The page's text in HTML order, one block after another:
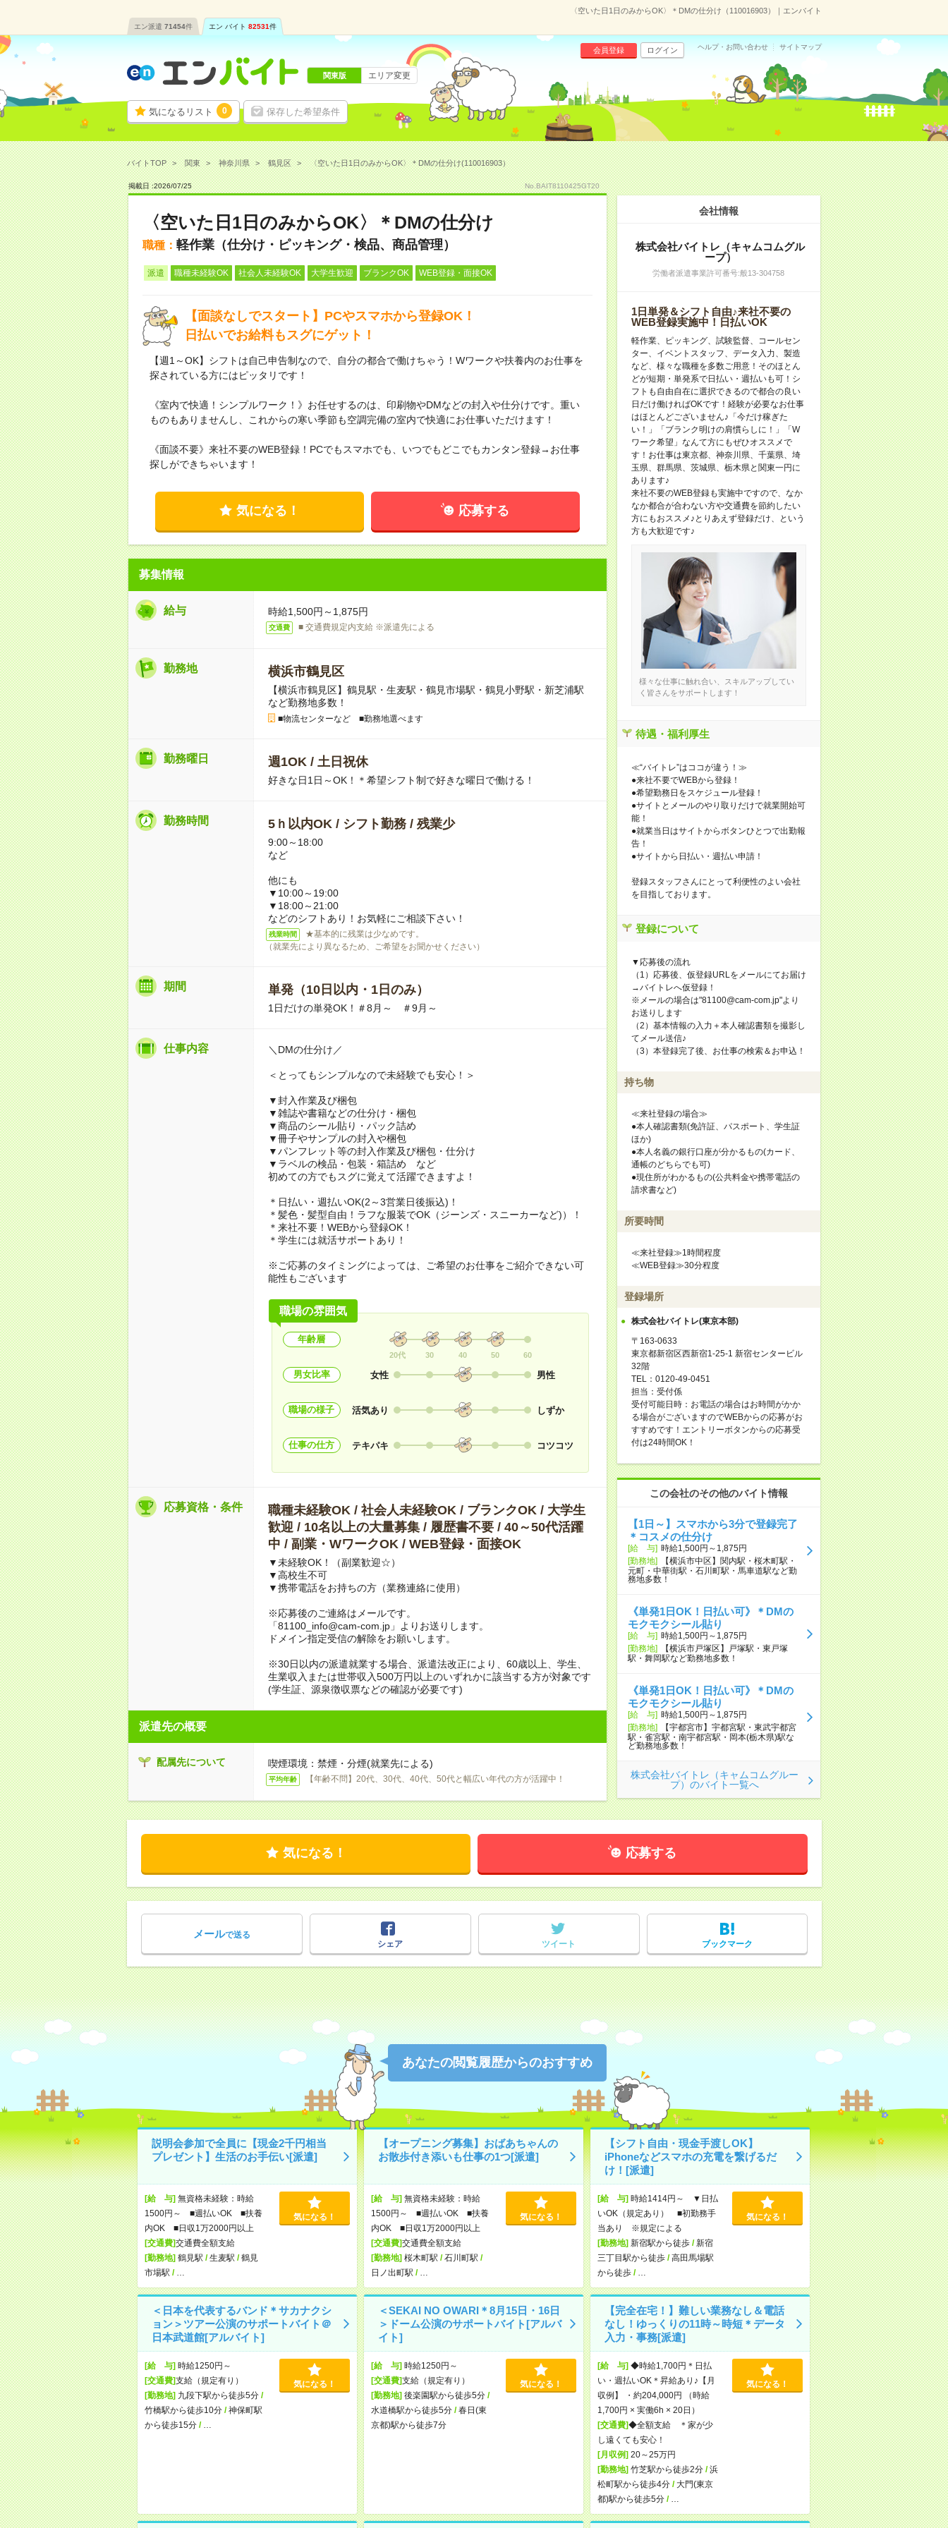
〈空いた日1日のみからOK〉＊DMの仕分け（110016903）｜エンバイト
エン派遣 71454件 エン バイト 82531件
気になるリスト 0 保存した希望条件
会員登録 ログイン ヘルプ・お問い合わせ サイトマップ
関東版 エリア変更
バイトTOP 関東 神奈川県 鶴見区 〈空いた日1日のみからOK〉＊DMの仕分け(110016903）
掲載日 :2026/07/25 No.BAIT8110425GT20
〈空いた日1日のみからOK〉＊DMの仕分け
職種： 軽作業（仕分け・ピッキング・検品、商品管理）
派遣 職種未経験OK 社会人未経験OK 大学生歓迎 ブランクOK WEB登録・面接OK
【面談なしでスタート】PCやスマホから登録OK！
日払いでお給料もスグにゲット！
【週1～OK】シフトは自己申告制なので、自分の都合で働けちゃう！Wワークや扶養内のお仕事を
探されている方にはピッタリです！
《室内で快適！シンプルワーク！》お任せするのは、印刷物やDMなどの封入や仕分けです。重い
ものもありませんし、これからの寒い季節も空調完備の室内で快適にお仕事いただけます！
《面談不要》来社不要のWEB登録！PCでもスマホでも、いつでもどこでもカンタン登録→お仕事
探しができちゃいます！
気になる！ 応募する
募集情報
給与 時給1,500円～1,875円
交通費 ■ 交通費規定内支給 ※派遣先による
勤務地 横浜市鶴見区
【横浜市鶴見区】鶴見駅・生麦駅・鶴見市場駅・鶴見小野駅・新芝浦駅
など勤務地多数！
■物流センターなど ■勤務地選べます
勤務曜日 週1OK / 土日祝休
好きな日1日～OK！＊希望シフト制で好きな曜日で働ける！
勤務時間 5ｈ以内OK / シフト勤務 / 残業少
9:00～18:00
など
他にも
▼10:00～19:00
▼18:00～21:00
などのシフトあり！お気軽にご相談下さい！
残業時間
★基本的に残業は少なめです。
（就業先により異なるため、ご希望をお聞かせください）
期間 単発（10日以内・1日のみ）
1日だけの単発OK！＃8月～ ＃9月～
仕事内容 ＼DMの仕分け／
＜とってもシンプルなので未経験でも安心！＞
▼封入作業及び梱包
▼雑誌や書籍などの仕分け・梱包
▼商品のシール貼り・パック詰め
▼冊子やサンプルの封入や梱包
▼パンフレット等の封入作業及び梱包・仕分け
▼ラベルの検品・包装・箱詰め など
初めての方でもスグに覚えて活躍できますよ！
＊日払い・週払いOK(2～3営業日後振込)！
＊髪色・髪型自由！ラフな服装でOK（ジーンズ・スニーカーなど)）！
＊来社不要！WEBから登録OK！
＊学生には就活サポートあり！
※ご応募のタイミングによっては、ご希望のお仕事をご紹介できない可
能性もございます
職場の雰囲気
年齢層
20代 30 40 50 60
男女比率 女性 男性
職場の様子 活気あり しずか
仕事の仕方 テキパキ コツコツ
応募資格・条件
職種未経験OK / 社会人未経験OK / ブランクOK / 大学生
歓迎 / 10名以上の大量募集 / 履歴書不要 / 40～50代活躍
中 / 副業・WワークOK / WEB登録・面接OK
▼未経験OK！（副業歓迎☆）
▼高校生不可
▼携帯電話をお持ちの方（業務連絡に使用）
※応募後のご連絡はメールです。
「81100_info@cam-com.jp」よりお送りします。
ドメイン指定受信の解除をお願いします。
※30日以内の派遣就業する場合、派遣法改正により、60歳以上、学生、
生業収入または世帯収入500万円以上のいずれかに該当する方が対象です
(学生証、源泉徴収票などの確認が必要です)
派遣先の概要
配属先について 喫煙環境：禁煙・分煙(就業先による)
平均年齢 【年齢不問】20代、30代、40代、50代と幅広い年代の方が活躍中！
会社情報
株式会社バイトレ（キャムコムグル
ープ）
労働者派遣事業許可番号:般13-304758
1日単発＆シフト自由♪来社不要の
WEB登録実施中！日払いOK
軽作業、ピッキング、試験監督、コールセン
ター、イベントスタッフ、データ入力、製造
など、様々な職種を多数ご用意！そのほとん
どが短期・単発系で日払い・週払いも可！シ
フトも自由自在に選択できるので都合の良い
日だけ働ければOKです！経験が必要なお仕事
はほとんどございません♪「今だけ稼ぎた
い！」「ブランク明けの肩慣らしに！」「W
ワーク希望」なんて方にもぜひオススメで
す！お仕事は東京都、神奈川県、千葉県、埼
玉県、群馬県、茨城県、栃木県と関東一円に
あります♪
来社不要のWEB登録も実施中ですので、なか
なか都合が合わない方や交通費を節約したい
方にもおススメ♪とりあえず登録だけ、という
方も大歓迎です♪
様々な仕事に触れ合い、スキルアップしてい
く皆さんをサポートします！
待遇・福利厚生
≪“バイトレ”はココが違う！≫
●来社不要でWEBから登録！
●希望勤務日をスケジュール登録！
●サイトとメールのやり取りだけで就業開始可
能！
●就業当日はサイトからボタンひとつで出勤報
告！
●サイトから日払い・週払い申請！
登録スタッフさんにとって利便性のよい会社
を目指しております。
登録について
▼応募後の流れ
（1）応募後、仮登録URLをメールにてお届け
→バイトレへ仮登録！
※メールの場合は"81100@cam-com.jp"より
お送りします
（2）基本情報の入力＋本人確認書類を撮影し
てメール送信♪
（3）本登録完了後、お仕事の検索＆お申込！
持ち物
≪来社登録の場合≫
●本人確認書類(免許証、パスポート、学生証
ほか)
●本人名義の銀行口座が分かるもの(カード、
通帳のどちらでも可)
●現住所がわかるもの(公共料金や携帯電話の
請求書など)
所要時間
≪来社登録≫1時間程度
≪WEB登録≫30分程度
登録場所
株式会社バイトレ(東京本部)
〒163-0633
東京都新宿区西新宿1-25-1 新宿センタービル
32階
TEL：0120-49-0451
担当：受付係
受付可能日時：お電話の場合はお時間がかか
る場合がございますのでWEBからの応募がお
すすめです！エントリーボタンからの応募受
付は24時間OK！
この会社のその他のバイト情報
【1日～】スマホから3分で登録完了
＊コスメの仕分け
[給 与] 時給1,500円～1,875円
[勤務地]
【横浜市中区】関内駅・桜木町駅・
元町・中華街駅・石川町駅・馬車道駅など勤
務地多数！
《単発1日OK！日払い可》＊DMの
モクモクシール貼り
[給 与] 時給1,500円～1,875円
[勤務地]
【横浜市戸塚区】戸塚駅・東戸塚
駅・舞岡駅など勤務地多数！
《単発1日OK！日払い可》＊DMの
モクモクシール貼り
[給 与] 時給1,500円～1,875円
[勤務地]
【宇都宮市】宇都宮駅・東武宇都宮
駅・雀宮駅・南宇都宮駅・岡本(栃木県)駅な
ど勤務地多数！
株式会社バイトレ（キャムコムグルー
プ）のバイト一覧へ
気になる！ 応募する
メールで送る
シェア
ツイート ブックマーク
あなたの閲覧履歴からのおすすめ
説明会参加で全員に【現金2千円相当
プレゼント】生活のお手伝い[派遣]
[給 与]無資格未経験：時給
1500円～ ■週払いOK ■扶養
内OK ■日収1万2000円以上
[交通費]交通費全額支給
[勤務地]鶴見駅 /生麦駅 /鶴見
市場駅 /
気になる！
【オープニング募集】おばあちゃんの
お散歩付き添いも仕事の1つ[派遣]
[給 与]無資格未経験：時給
1500円～ ■週払いOK ■扶養
内OK ■日収1万2000円以上
[交通費]交通費全額支給
[勤務地]桜木町駅 /石川町駅 /
日ノ出町駅 /
気になる！
【シフト自由・現金手渡しOK】
iPhoneなどスマホの充電を繋げるだ
け！[派遣]
[給 与]時給1414円～ ▼日払
いOK（規定あり） ■初勤務手
当あり ※規定による
[勤務地]新宿駅から徒歩/新宿
三丁目駅から徒歩/高田馬場駅
から徒歩/
気になる！
＜日本を代表するバンド＊サカナクシ
ョン＞ツアー公演のサポートバイト＠
日本武道館[アルバイト]
[給 与]時給1250円～
[交通費]支給（規定有り）
[勤務地]九段下駅から徒歩5分/
竹橋駅から徒歩10分/神保町駅
から徒歩15分/
気になる！
＜SEKAI NO OWARI＊8月15日・16日
＞ドーム公演のサポートバイト[アルバ
イト]
[給 与]時給1250円～
[交通費]支給（規定有り）
[勤務地]後楽園駅から徒歩5分/
水道橋駅から徒歩5分/春日(東
京都)駅から徒歩7分
気になる！
【完全在宅！】難しい業務なし＆電話
なし！ゆっくりの11時～時短＊データ
入力・事務[派遣]
[給 与]◆時給1,700円＊日払
い・週払いOK＊昇給あり♪【月
収例】 ・約204,000円 （時給
1,700円 × 実働6h × 20日）
[交通費]◆全額支給 ＊家が少
し遠くても安心！
[月収例]20～25万円
[勤務地]竹芝駅から徒歩2分/浜
松町駅から徒歩4分/ 大門(東京
都)駅から徒歩5分/
気になる！